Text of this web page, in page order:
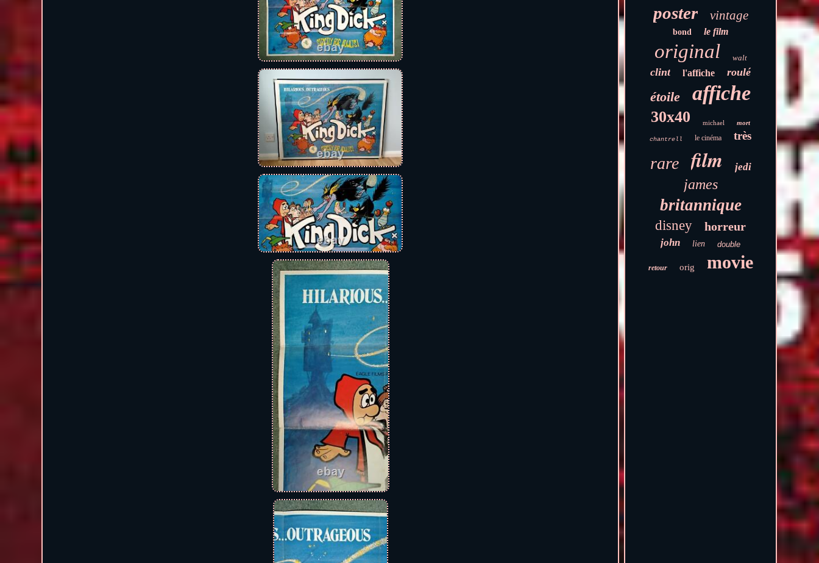
poster vintage
bond le film
original walt
clint l'affiche roulé
étoile affiche
30x40 michael mort
chantrell le cinéma très
rare film jedi
james
britannique
disney horreur
john lien double
retour orig movie